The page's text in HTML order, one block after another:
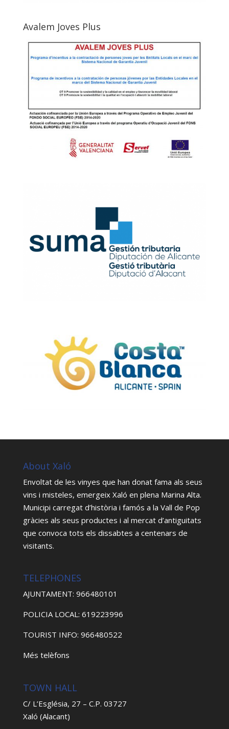
Avalem Joves Plus
About Xaló
Envoltat de les vinyes que han donat fama als seus
vins i misteles, emergeix Xaló en plena Marina Alta.
Municipi carregat d’història i famós a la Vall de Pop
gràcies als seus productes i al mercat d’antiguitats
que convoca tots els dissabtes a centenars de
visitants.
TELEPHONES
AJUNTAMENT: 966480101
POLICIA LOCAL: 619223996
TOURIST INFO: 966480522
Més telèfons
TOWN HALL
C/ L’Església, 27 – C.P. 03727
Xaló (Alacant)